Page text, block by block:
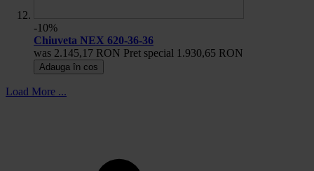
-10%
Chiuveta NEX 620-36-36
was 2.145,17 RON Pret special 1.930,65 RON
Adauga în cos
Load More ...